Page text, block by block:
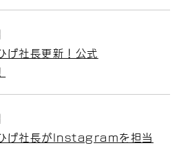
げ社長更新！公式
ひげ社長がInstagramを担当